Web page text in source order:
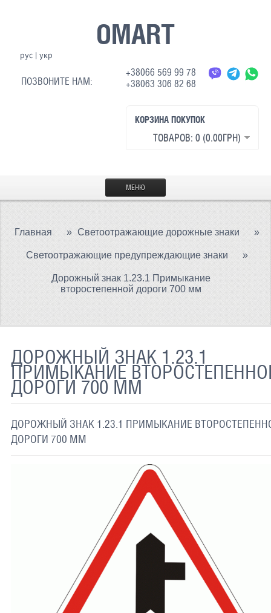
OMART
рус| укр
ПОЗВОНИТЕ НАМ:
+38066 569 99 78
+38063 306 82 68
КОРЗИНА ПОКУПОК
ТОВАРОВ: 0 (0.00ГРН)
МЕНЮ
МАТЕРИАЛЫ
СВЕТООТРАЖАЮЩАЯ ТКАНЬ
ТЕРМОХРОМНАЯ ТКАНЬ
СВЕТООТРАЖАЮЩИЕ ДОРОЖНЫЕ ЗНАКИ
СВЕТООТРАЖАЮЩАЯ КРАСКА
СВЯЗАТЬСЯ С НАМИ
Главная » Светоотражающие дорожные знаки »
Светоотражающие предупреждающие знаки »
Дорожный знак 1.23.1 Примыкание
второстепенной дороги 700 мм
ДОРОЖНЫЙ ЗНАК 1.23.1
ПРИМЫКАНИЕ
ДОРОГИ 700 ММ
ДОРОЖНЫЙ ЗНАК 1.23.1 ПРИМЫКАНИЕ
ДОРОГИ 700 ММ